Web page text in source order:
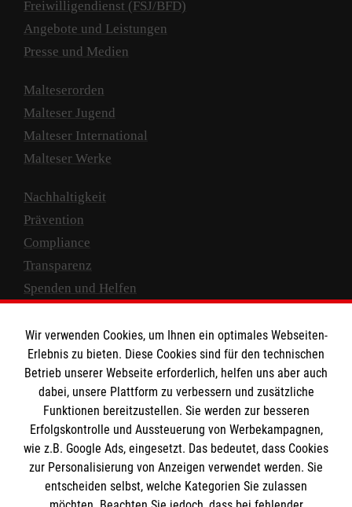
Freiwilligendienst (FSJ/BFD)
Angebote und Leistungen
Presse und Medien
Malteserorden
Malteser Jugend
Malteser International
Malteser Werke
Nachhaltigkeit
Prävention
Compliance
Transparenz
Spenden und Helfen
Empfänger: Malteser Hilfsdienst e.V.
IBAN: DE10 3706 0120 1201 2000 12
BIC: GENODED 1PA7
Wir verwenden Cookies, um Ihnen ein optimales Webseiten-
Erlebnis zu bieten. Diese Cookies sind für den technischen
Betrieb unserer Webseite erforderlich, helfen uns aber auch
dabei, unsere Plattform zu verbessern und zusätzliche
Funktionen bereitzustellen. Sie werden zur besseren
Erfolgskontrolle und Aussteuerung von Werbekampagnen,
wie z.B. Google Ads, eingesetzt. Das bedeutet, dass Cookies
zur Personalisierung von Anzeigen verwendet werden. Sie
entscheiden selbst, welche Kategorien Sie zulassen